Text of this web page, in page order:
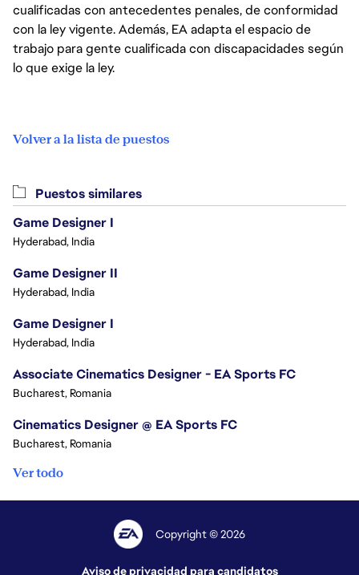
cualificadas con antecedentes penales, de conformidad
con la ley vigente. Además, EA adapta el espacio de
trabajo para gente cualificada con discapacidades según
lo que exige la ley.
Volver a la lista de puestos
Puestos similares
Game Designer I
Hyderabad, India
Game Designer II
Hyderabad, India
Game Designer I
Hyderabad, India
Associate Cinematics Designer - EA Sports FC
Bucharest, Romania
Cinematics Designer @ EA Sports FC
Bucharest, Romania
Ver todo
Copyright © 2026
Aviso de privacidad para candidatos